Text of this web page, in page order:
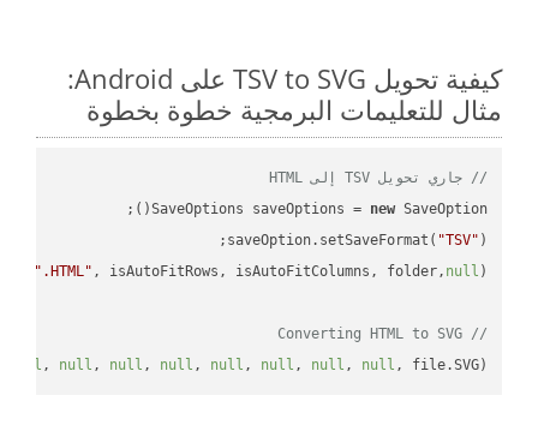
كيفية تحويل TSV to SVG على Android:
مثال للتعليمات البرمجية خطوة بخطوة
// جاري تحويل TSV إلى HTML
SaveOptions saveOptions = new
saveOption.setSaveFormat( "TSV"
".HTML" , isAutoFitRows, isAutoFitColumns, folder, null
// Converting HTML to SVG
null , null , null , null , null , null , null , null , file.SVG);